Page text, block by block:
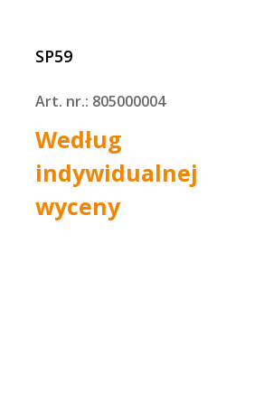
SP59
Art. nr.: 805000004
Według
indywidualnej
wyceny